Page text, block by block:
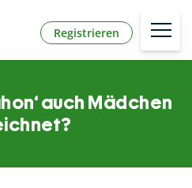
Registrieren
auch Mädchen